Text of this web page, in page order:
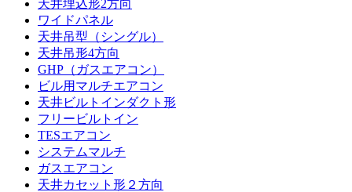
天井埋込形2方向
ワイドパネル
天井吊型（シングル）
天井吊形4方向
GHP（ガスエアコン）
ビル用マルチエアコン
天井ビルトインダクト形
フリービルトイン
TESエアコン
システムマルチ
ガスエアコン
天井カセット形２方向